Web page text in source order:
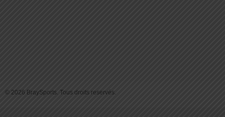
© 2026 BraySports. Tous droits reservés.